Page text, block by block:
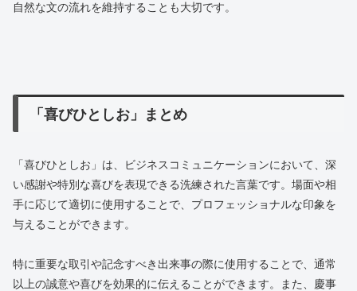
自然な文の流れを維持することも大切です。
「喜びひとしお」まとめ
「喜びひとしお」は、ビジネスコミュニケーションにおいて、深
い感謝や特別な喜びを表現できる洗練された言葉です。場面や相
手に応じて適切に使用することで、プロフェッショナルな印象を
与えることができます。
特に重要な取引や記念すべき出来事の際に使用することで、通常
以上の誠意や喜びを効果的に伝えることができます。また、慶事